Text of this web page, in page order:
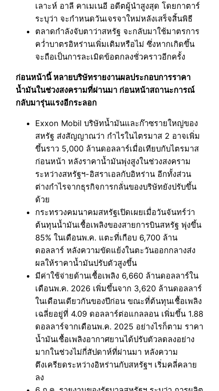
เลาะห์ อาลี คาเมเนอี อดีตผู้นำสูงสุด โดยกาตาร์
ระบุว่า จะกำหนดวันเจรจาใหม่หลังเสร็จสิ้นพิธี
ตลาดกำลังจับตาว่าสหรัฐ จะกลับมาใช้มาตรการ
คว่ำบาตรอิหร่านเพิ่มเติมหรือไม่ ซึ่งหากเกิดขึ้น
จะถือเป็นการละเมิดข้อตกลงชั่วคราวอีกครั้ง
ก่อนหน้านี้ หลายบริษัทรายงานผลประกอบการราคา
น้ำมันในช่วงสงครามที่ผ่านมา ก่อนหน้าสถานะการณ์
กลับมารุ่นแรงอีกระลอก
Exxon Mobil บริษัทน้ำมันและก๊าซรายใหญ่ของ
สหรัฐ ส่งสัญญาณว่า กำไรในไตรมาส 2 อาจเพิ่ม
ขึ้นราว 5,000 ล้านดอลลาร์เมื่อเทียบกับไตรมาส
ก่อนหน้า หลังราคาน้ำมันพุ่งสูงในช่วงสงคราม
ระหว่างสหรัฐฯ-อิสราเอลกับอิหร่าน อีกทั้งส่วน
ต่างกำไรจากธุรกิจการกลั่นของบริษัทยังปรับขึ้น
ด้วย
กระทรวงคมนาคมสหรัฐเปิดเผยเมื่อวันจันทร์ว่า
ต้นทุนน้ำมันเชื้อเพลิงของสายการบินสหรัฐ พุ่งขึ้น
85% ในเดือนพ.ค. แตะที่เกือบ 6,700 ล้าน
ดอลลาร์ หลังความขัดแย้งในตะวันออกกลางส่ง
ผลให้ราคาน้ำมันปรับตัวสูงขึ้น
มีค่าใช้จ่ายด้านเชื้อเพลิง 6,660 ล้านดอลลาร์ใน
เดือนพ.ค. 2026 เพิ่มขึ้นจาก 3,620 ล้านดอลลาร์
ในเดือนเดียวกันของปีก่อน ขณะที่ต้นทุนเชื้อเพลิง
เฉลี่ยอยู่ที่ 4.09 ดอลลาร์ต่อแกลลอน เพิ่มขึ้น 1.88
ดอลลาร์จากเดือนพ.ค. 2025 อย่างไรก็ตาม ราคา
น้ำมันเชื้อเพลิงอากาศยานได้ปรับตัวลดลงอย่าง
มากในช่วงไม่กี่สัปดาห์ที่ผ่านมา หลังความ
ตึงเครียดระหว่างอิหร่านกับสหรัฐฯ เริ่มคลี่คลาย
ลง